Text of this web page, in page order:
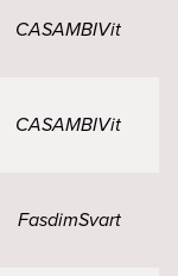
CASAMBIVit
CASAMBIVit
FasdimSvart